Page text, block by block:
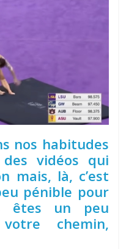
nos habitudes
vidéos qui
mais, là, c’est
pénible pour
êtes un peu
chemin,